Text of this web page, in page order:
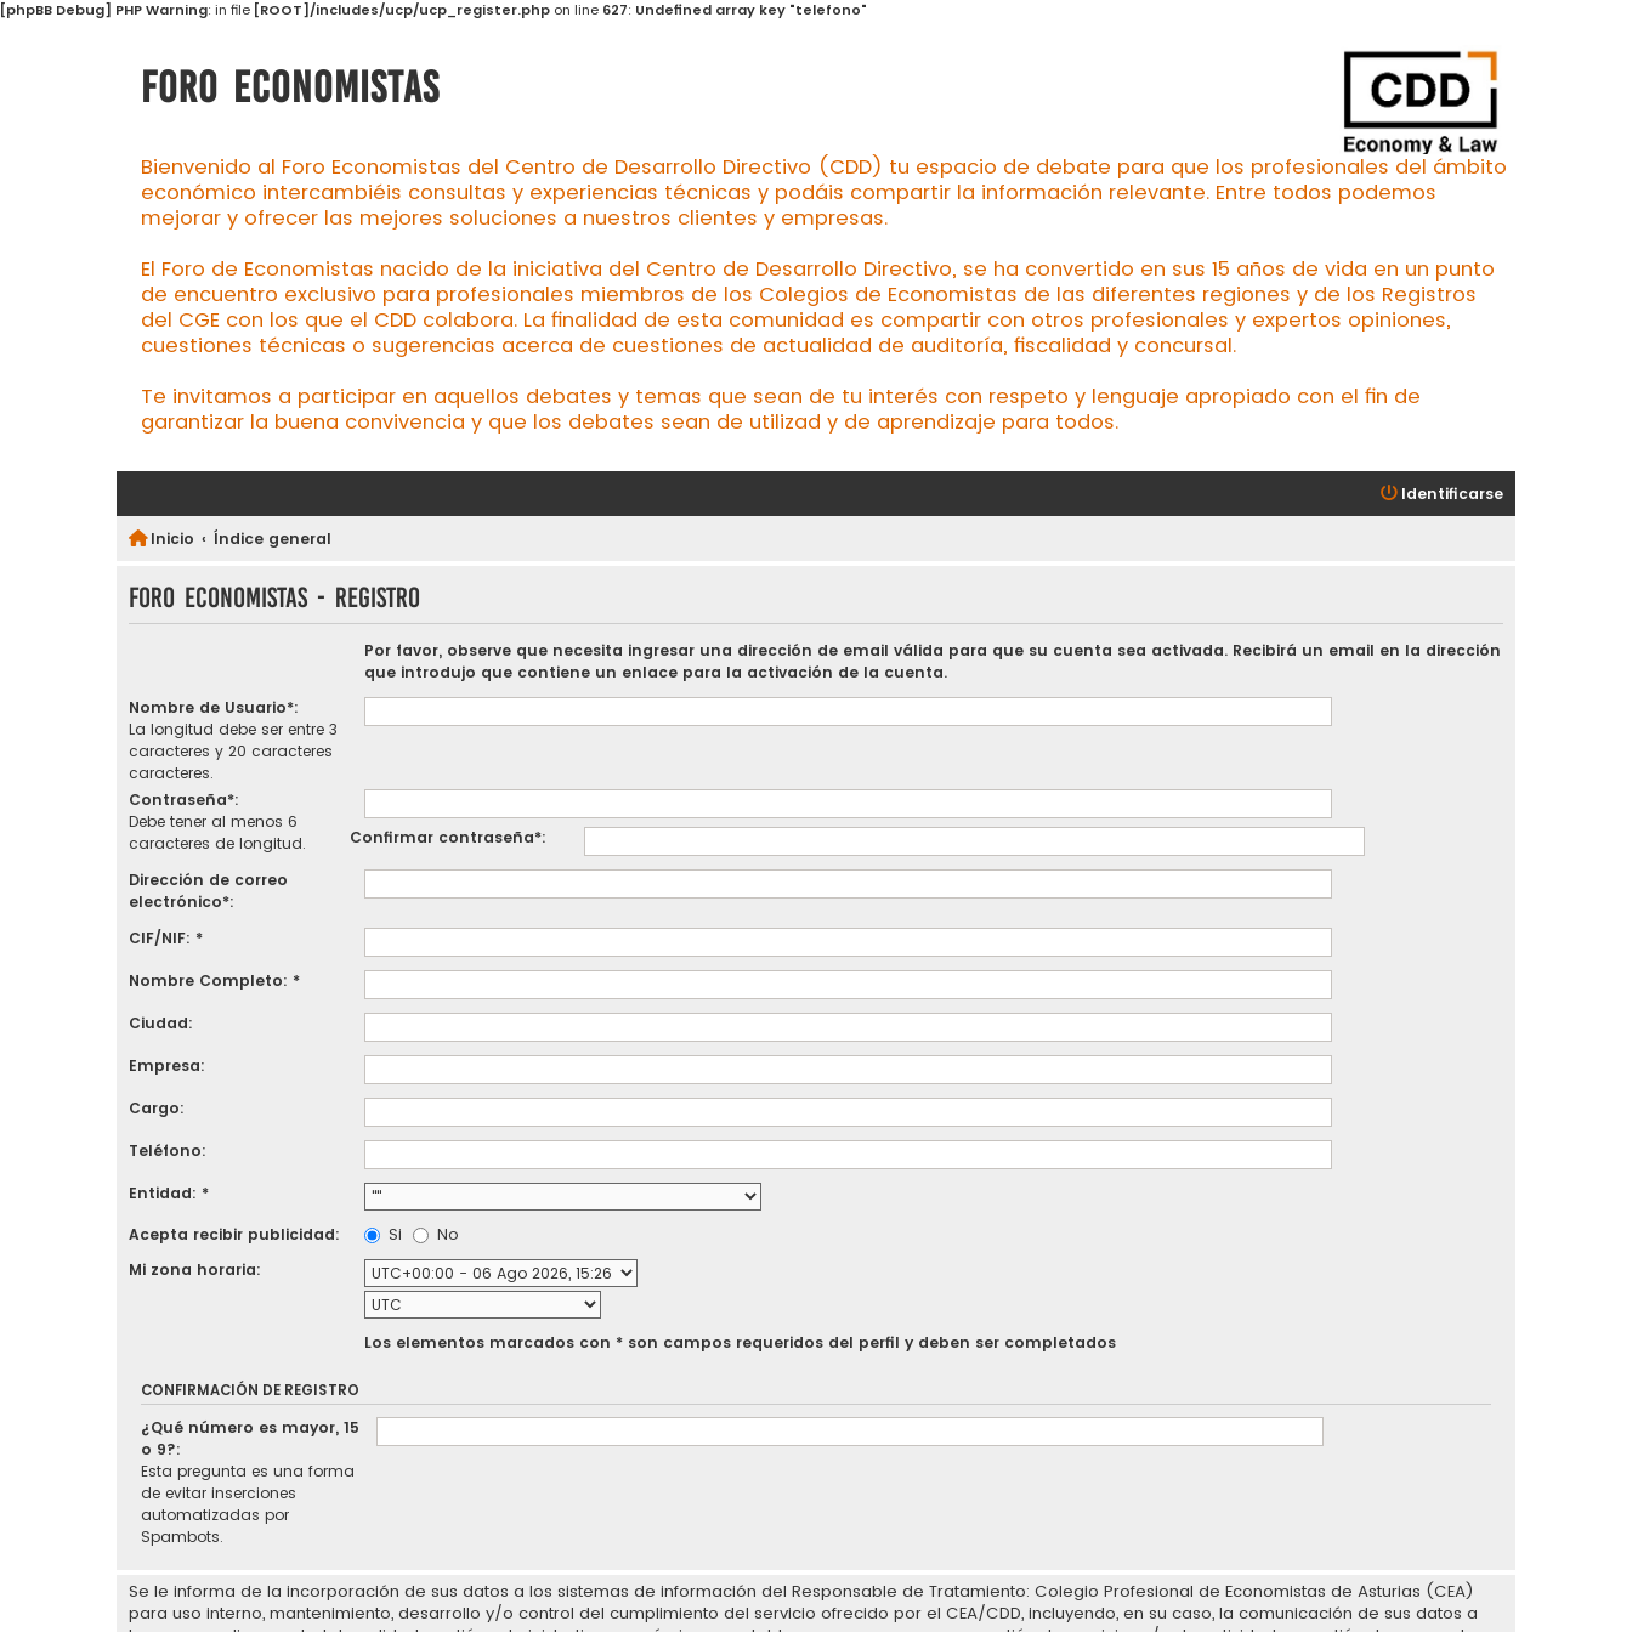
[phpBB Debug] PHP Warning: in file [ROOT]/includes/ucp/ucp_register.php on line 627: Undefined array key "telefono"
FORO ECONOMISTAS
Bienvenido al Foro Economistas del Centro de Desarrollo Directivo (CDD) tu espacio de debate para que los profesionales del ámbito
económico intercambiéis consultas y experiencias técnicas y podáis compartir la información relevante. Entre todos podemos
mejorar y ofrecer las mejores soluciones a nuestros clientes y empresas.
El Foro de Economistas nacido de la iniciativa del Centro de Desarrollo Directivo, se ha convertido en sus 15 años de vida en un punto
de encuentro exclusivo para profesionales miembros de los Colegios de Economistas de las diferentes regiones y de los Registros
del CGE con los que el CDD colabora. La finalidad de esta comunidad es compartir con otros profesionales y expertos opiniones,
cuestiones técnicas o sugerencias acerca de cuestiones de actualidad de auditoría, fiscalidad y concursal.
Te invitamos a participar en aquellos debates y temas que sean de tu interés con respeto y lenguaje apropiado con el fin de
garantizar la buena convivencia y que los debates sean de utilizad y de aprendizaje para todos.
Identificarse
Inicio Índice general
FORO ECONOMISTAS - Registro
Por favor, observe que necesita ingresar una dirección de email válida para que su cuenta sea activada. Recibirá un email en la dirección
que introdujo que contiene un enlace para la activación de la cuenta.
Nombre de Usuario*:
La longitud debe ser entre 3
caracteres y 20 caracteres
caracteres.
Contraseña*:
Debe tener al menos 6
caracteres de longitud.
Confirmar contraseña*:
Dirección de correo
electrónico*:
CIF/NIF: *
Nombre Completo: *
Ciudad:
Empresa:
Cargo:
Teléfono:
Entidad: *
Acepta recibir publicidad:
Si
No
Mi zona horaria:
Los elementos marcados con * son campos requeridos del perfil y deben ser completados
CONFIRMACIÓN DE REGISTRO
¿Qué número es mayor, 15
o 9?:
Esta pregunta es una forma
de evitar inserciones
automatizadas por
Spambots.
Se le informa de la incorporación de sus datos a los sistemas de información del Responsable de Tratamiento: Colegio Profesional de Economistas de Asturias (CEA)
para uso interno, mantenimiento, desarrollo y/o control del cumplimiento del servicio ofrecido por el CEA/CDD, incluyendo, en su caso, la comunicación de sus datos a